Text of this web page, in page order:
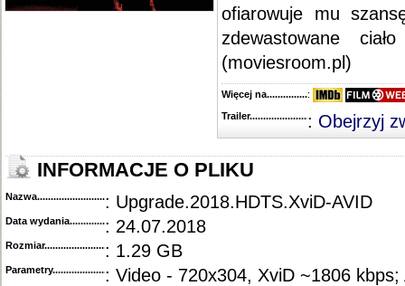
ofiarowuje mu
zdewastowane
(moviesroom.pl)
Więcej na........................................
:
Trailer...........................................
: Obejrzyj
INFORMACJE O PLIKU
Nazwa.............................................: Upgrade.2018.HDTS.XviD-AVID
Data wydania......................................
: 24.07.2018
Rozmiar...........................................
: 1.29 GB
Parametry.........................................: Video - 720x304, XviD ~1806